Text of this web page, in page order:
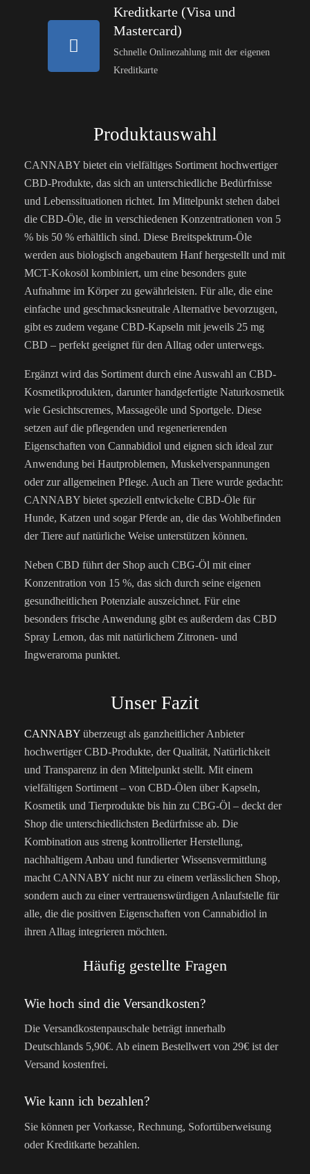
Kreditkarte (Visa und
Mastercard)
Schnelle Onlinezahlung mit der eigenen
Kreditkarte
Produktauswahl
CANNABY bietet ein vielfältiges Sortiment hochwertiger
CBD-Produkte, das sich an unterschiedliche Bedürfnisse
und Lebenssituationen richtet. Im Mittelpunkt stehen dabei
die CBD-Öle, die in verschiedenen Konzentrationen von 5
% bis 50 % erhältlich sind. Diese Breitspektrum-Öle
werden aus biologisch angebautem Hanf hergestellt und mit
MCT-Kokosöl kombiniert, um eine besonders gute
Aufnahme im Körper zu gewährleisten. Für alle, die eine
einfache und geschmacksneutrale Alternative bevorzugen,
gibt es zudem vegane CBD-Kapseln mit jeweils 25 mg
CBD – perfekt geeignet für den Alltag oder unterwegs.
Ergänzt wird das Sortiment durch eine Auswahl an CBD-
Kosmetikprodukten, darunter handgefertigte Naturkosmetik
wie Gesichtscremes, Massageöle und Sportgele. Diese
setzen auf die pflegenden und regenerierenden
Eigenschaften von Cannabidiol und eignen sich ideal zur
Anwendung bei Hautproblemen, Muskelverspannungen
oder zur allgemeinen Pflege. Auch an Tiere wurde gedacht:
CANNABY bietet speziell entwickelte CBD-Öle für
Hunde, Katzen und sogar Pferde an, die das Wohlbefinden
der Tiere auf natürliche Weise unterstützen können.
Neben CBD führt der Shop auch CBG-Öl mit einer
Konzentration von 15 %, das sich durch seine eigenen
gesundheitlichen Potenziale auszeichnet. Für eine
besonders frische Anwendung gibt es außerdem das CBD
Spray Lemon, das mit natürlichem Zitronen- und
Ingweraroma punktet.
Unser Fazit
CANNABY überzeugt als ganzheitlicher Anbieter
hochwertiger CBD-Produkte, der Qualität, Natürlichkeit
und Transparenz in den Mittelpunkt stellt. Mit einem
vielfältigen Sortiment – von CBD-Ölen über Kapseln,
Kosmetik und Tierprodukte bis hin zu CBG-Öl – deckt der
Shop die unterschiedlichsten Bedürfnisse ab. Die
Kombination aus streng kontrollierter Herstellung,
nachhaltigem Anbau und fundierter Wissensvermittlung
macht CANNABY nicht nur zu einem verlässlichen Shop,
sondern auch zu einer vertrauenswürdigen Anlaufstelle für
alle, die die positiven Eigenschaften von Cannabidiol in
ihren Alltag integrieren möchten.
Häufig gestellte Fragen
Wie hoch sind die Versandkosten?
Die Versandkostenpauschale beträgt innerhalb
Deutschlands 5,90€. Ab einem Bestellwert von 29€ ist der
Versand kostenfrei.
Wie kann ich bezahlen?
Sie können per Vorkasse, Rechnung, Sofortüberweisung
oder Kreditkarte bezahlen.